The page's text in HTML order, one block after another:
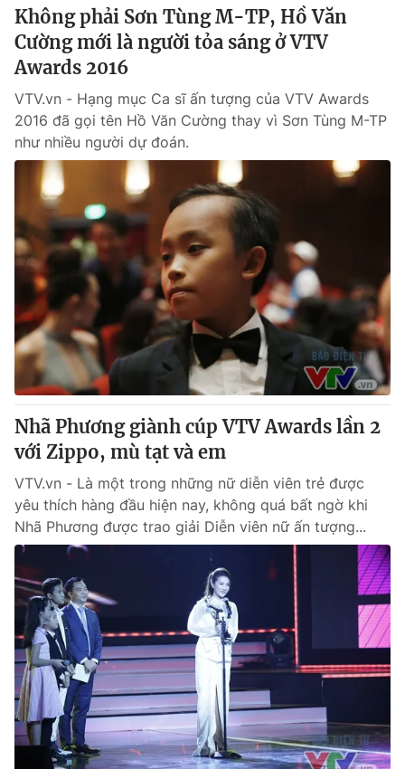
Không phải Sơn Tùng M-TP, Hồ Văn
Cường mới là người tỏa sáng ở VTV
Awards 2016
VTV.vn - Hạng mục Ca sĩ ấn tượng của VTV Awards
2016 đã gọi tên Hồ Văn Cường thay vì Sơn Tùng M-TP
như nhiều người dự đoán.
Nhã Phương giành cúp VTV Awards lần 2
với Zippo, mù tạt và em
VTV.vn - Là một trong những nữ diễn viên trẻ được
yêu thích hàng đầu hiện nay, không quá bất ngờ khi
Nhã Phương được trao giải Diễn viên nữ ấn tượng...